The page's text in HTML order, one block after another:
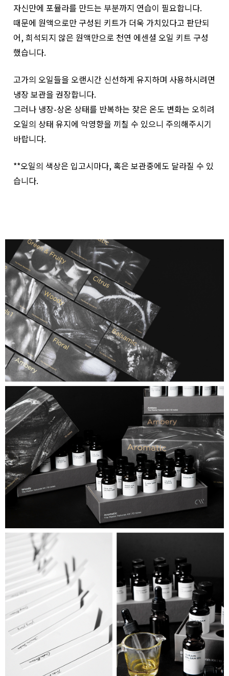
자신만에 포뮬라를 만드는 부분까지 연습이 필요합니다.
때문에 원액으로만 구성된 키트가 더욱 가치있다고 판단되
어, 희석되지 않은 원액만으로 천연 에센셜 오일 키트 구성
했습니다.
고가의 오일들을 오랜시간 신선하게 유지하며 사용하시려면
냉장 보관을 권장합니다.
그러나 냉장-상온 상태를 반복하는 잦은 온도 변화는 오히려
오일의 상태 유지에 악영향을 끼칠 수 있으니 주의해주시기
바랍니다.
**오일의 색상은 입고시마다, 혹은 보관중에도 달라질 수 있
습니다.